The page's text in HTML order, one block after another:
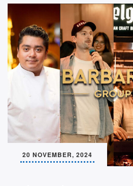
20 NOVEMBER, 2024